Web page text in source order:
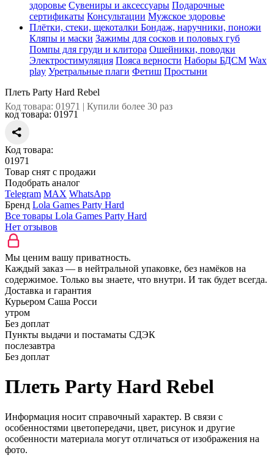
здоровье Сувениры и аксессуары Подарочные
сертификаты Консультации Мужское здоровье
Плётки, стеки, щекоталки Бондаж, наручники, поножи
Кляпы и маски Зажимы для сосков и половых губ
Помпы для груди и клитора Ошейники, поводки
Электростимуляция Пояса верности Наборы БДСМ Wax
play Уретральные плаги Фетиш Простыни
Плеть Party Hard Rebel
Код товара: 01971 | Купили более 30 раз
код товара: 01971
Код товара:
01971
Товар снят с продажи
Подобрать аналог
Telegram MAX WhatsApp
Бренд Lola Games Party Hard
Все товары Lola Games Party Hard
Нет отзывов
Мы ценим вашу приватность.
Каждый заказ — в нейтральной упаковке, без намёков на
содержимое. Только вы знаете, что внутри. И так будет всегда.
Доставка и гарантия
Курьером Саша Росси
утром
Без доплат
Пункты выдачи и постаматы СДЭК
послезавтра
Без доплат
Плеть Party Hard Rebel
Информация носит справочный характер. В связи с
особенностями цветопередачи, цвет, рисунок и другие
особенности материала могут отличаться от изображения на
фото.